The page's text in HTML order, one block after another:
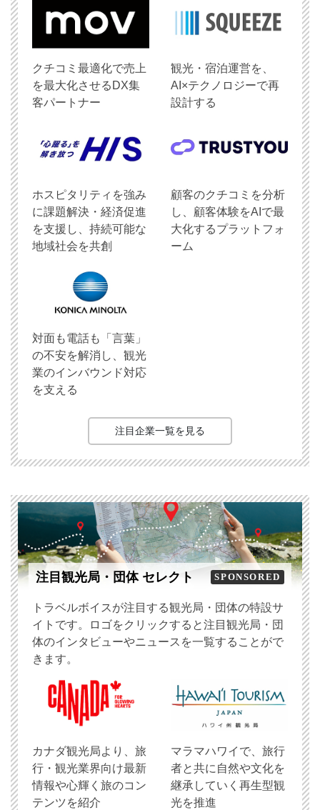
クチコミ最適化で売上
を最大化させるDX集
客パートナー
観光・宿泊運営を、
AI×テクノロジーで再
設計する
ホスピタリティを強み
に課題解決・経済促進
を支援し、持続可能な
地域社会を共創
顧客のクチコミを分析
し、顧客体験をAIで最
大化するプラットフォ
ーム
対面も電話も「言葉」
の不安を解消し、観光
業のインバウンド対応
を支える
注目企業一覧を見る
注目観光局・団体 セレクト SPONSORED
トラベルボイスが注目する観光局・団体の特設サ
イトです。ロゴをクリックすると注目観光局・団
体のインタビューやニュースを一覧することがで
きます。
​カナダ観光局より、旅
行・観光業界向け最新
情報や心輝く旅のコン
テンツを紹介
マラマハワイで、旅行
者と共に自然や文化を
継承していく再生型観
光を推進